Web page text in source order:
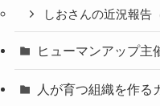
しおさんの近況報告
ヒューマンアップ主
人が育つ組織を作る